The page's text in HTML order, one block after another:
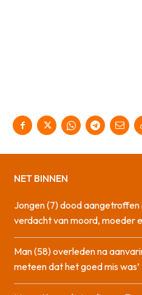
NET BINNEN
Jongen (7) dood
verdacht van moord, moeder
Man (58) overleden na
meteen dat het goed mis was’